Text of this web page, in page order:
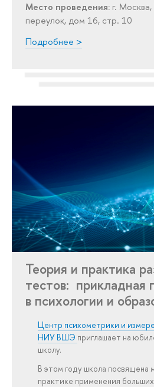
Место проведения: г.
переулок, дом 16, стр. 10
Подробнее >
Теория и практика
тестов: прикладная
в психологии и
Центр психометрики и
НИУ ВШЭ приглашает на
школу.
В этом году школа посвящена
практике применения